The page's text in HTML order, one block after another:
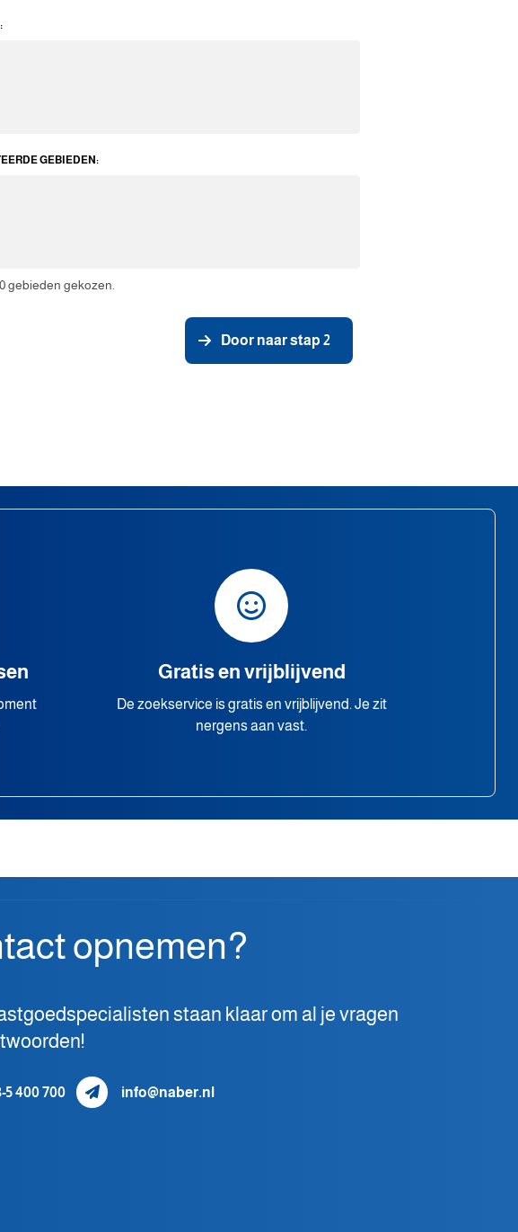
GEBIEDEN:
gebieden gekozen.
Door naar stap 2
Gratis en vrijblijvend
De zoekservice is gratis en vrijblijvend. Je zit
nergens aan vast.
opnemen?
staan klaar om al je vragen
5 400 700 info@naber.nl